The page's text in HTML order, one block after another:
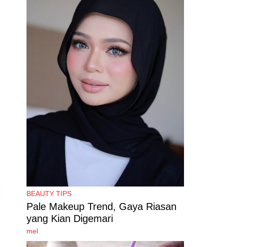
BEAUTY TIPS
Pale Makeup Trend, Gaya Riasan
yang Kian Digemari
mel